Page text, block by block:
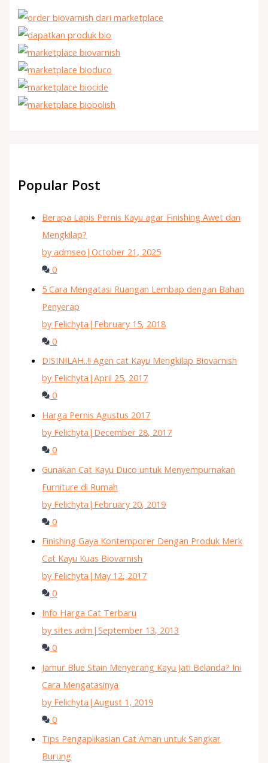
Popular Post
Berapa Lapis Pernis Kayu agar Finishing Awet dan
Mengkilap?
by admseo |October 21, 2025
0
5 Cara Mengatasi Ruangan Lembap dengan Bahan
Penyerap
by Felichyta | February 15, 2018
0
DISINILAH..!! Agen cat Kayu Mengkilap Biovarnish
by Felichyta |April 25, 2017
0
Harga Pernis Agustus 2017
by Felichyta | December 28, 2017
0
Gunakan Cat Kayu Duco untuk Menyempurnakan
Furniture di Rumah
by Felichyta | February 20, 2019
0
Finishing Gaya Kontemporer Dengan Produk Merk
Cat Kayu Kuas Biovarnish
by Felichyta | May 12, 2017
0
Info Harga Cat Terbaru
by sites adm |September 13, 2013
0
Jamur Blue Stain Menyerang Kayu Jati Belanda? Ini
Cara Mengatasinya
by Felichyta |August 1, 2019
0
Tips Pengaplikasian Cat Aman untuk Sangkar
Burung